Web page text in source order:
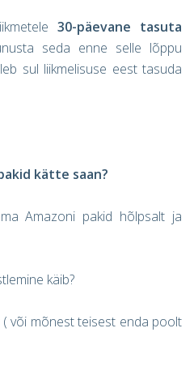
30-päevane tasuta
seda enne selle lõppu
sul liikmelisuse eest tasuda
kätte saan?
Amazoni pakid hõlpsalt ja
käib?
( või mõnest teisest enda poolt